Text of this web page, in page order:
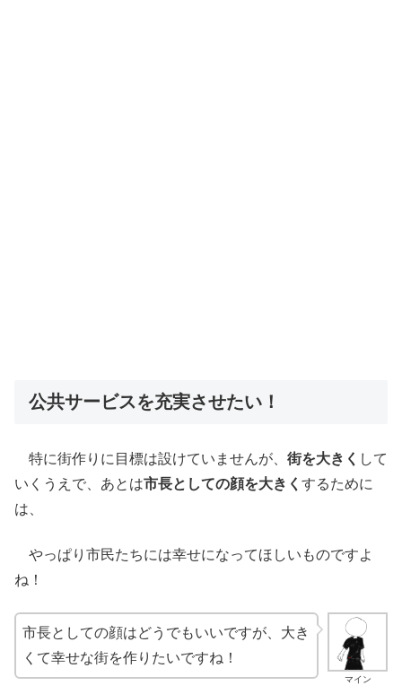
公共サービスを充実させたい！
特に街作りに目標は設けていませんが、 街を大きく して
いくうえで、あとは市長としての顔を大きく するために
は、
やっぱり市民たちには幸せになってほしいものですよ
ね！
マイン
市長としての顔はどうでもいいですが、大き
くて幸せな街を作りたいですね！